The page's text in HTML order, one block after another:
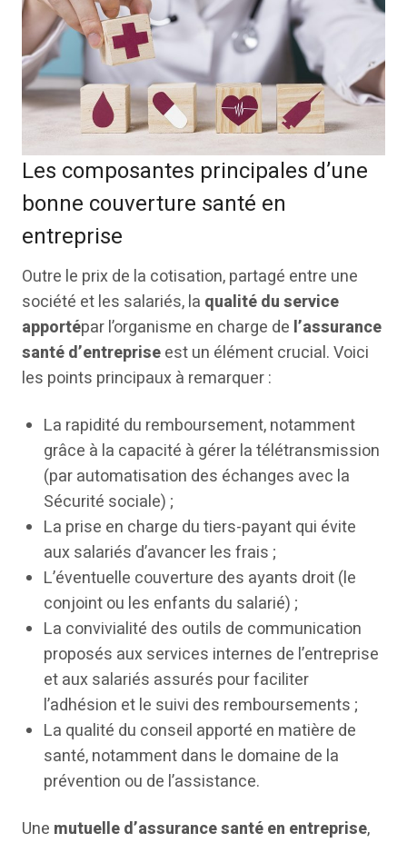
Les composantes principales d’une
bonne couverture santé en
entreprise
Outre le prix de la cotisation, partagé entre une
société et les salariés, la qualité du service
apportépar l’organisme en charge de l’assurance
santé d’entrepriseest un élément crucial. Voici
les points principaux à remarquer :
La rapidité du remboursement, notamment
grâce à la capacité à gérer la télétransmission
(par automatisation des échanges avec la
Sécurité sociale) ;
La prise en charge du tiers-payant qui évite
aux salariés d’avancer les frais ;
L’éventuelle couverture des ayants droit (le
conjoint ou les enfants du salarié) ;
La convivialité des outils de communication
proposés aux services internes de l’entreprise
et aux salariés assurés pour faciliter
l’adhésion et le suivi des remboursements ;
La qualité du conseil apporté en matière de
santé, notamment dans le domaine de la
prévention ou de l’assistance.
Une mutuelle d’assurance santé en entreprise,